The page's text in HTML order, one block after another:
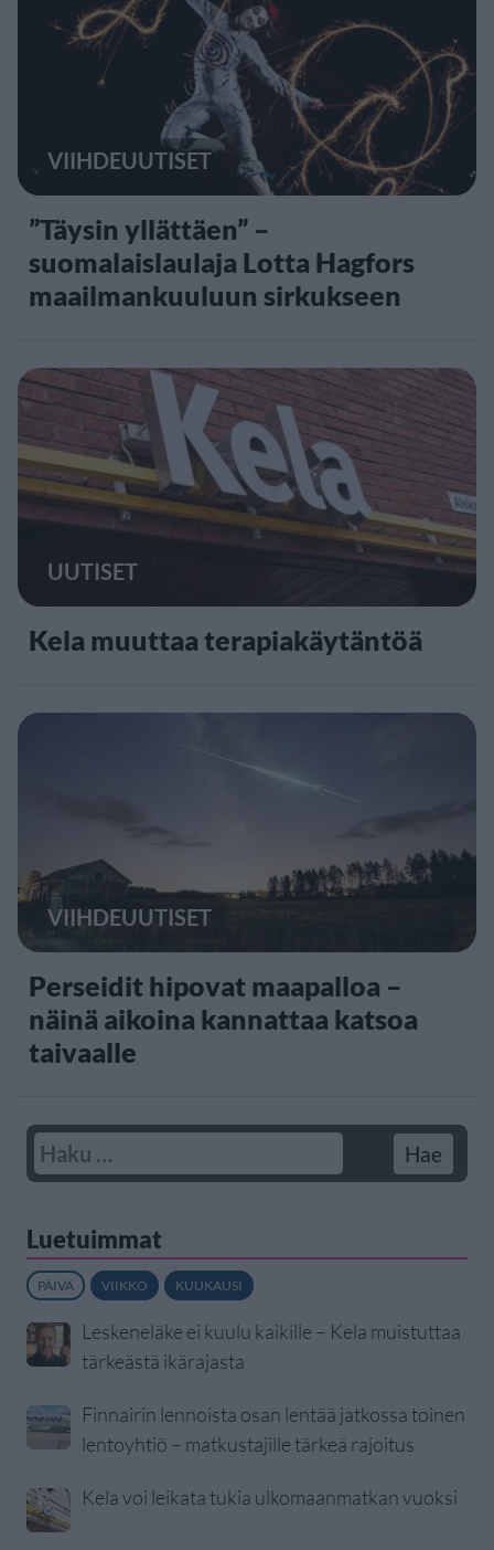
VIIHDEUUTISET
”Täysin yllättäen” –
suomalaislaulaja Lotta Hagfors
maailmankuuluun sirkukseen
UUTISET
Kela muuttaa terapiakäytäntöä
VIIHDEUUTISET
Perseidit hipovat maapalloa –
näinä aikoina kannattaa katsoa
taivaalle
Luetuimmat
PÄIVÄ VIIKKO KUUKAUSI
Leskeneläke ei kuulu kaikille – Kela muistuttaa
tärkeästä ikärajasta
Finnairin lennoista osan lentää jatkossa toinen
lentoyhtiö – matkustajille tärkeä rajoitus
Kela voi leikata tukia ulkomaanmatkan vuoksi